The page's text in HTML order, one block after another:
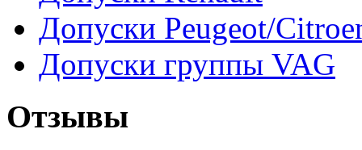
Допуски Peugeot/
Допуски группы VAG
Отзывы